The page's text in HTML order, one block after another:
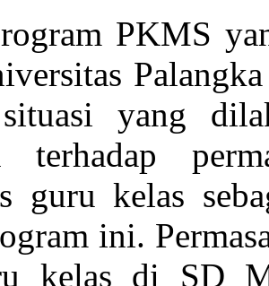
PKMS yang
yang
terhadap
guru kelas
ini.
kelas di SD